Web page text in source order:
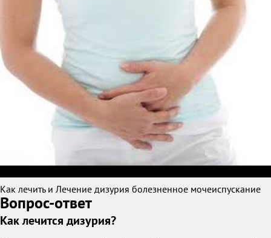
Как лечить и Лечение дизурия болезненное мочеиспускание
Вопрос-ответ
Как лечится дизурия?